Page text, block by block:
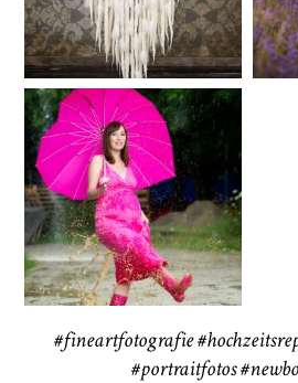
72
Babybauch
37
#fineartfotografie
#portraitfotos